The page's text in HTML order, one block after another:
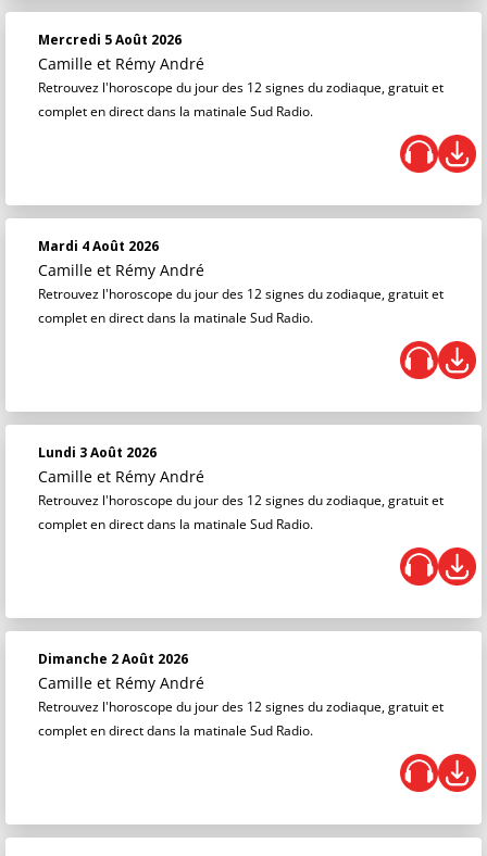
Mercredi 5 Août 2026
Camille et Rémy André
Retrouvez l'horoscope du jour des 12 signes du zodiaque, gratuit et
complet en direct dans la matinale Sud Radio.
Mardi 4 Août 2026
Camille et Rémy André
Retrouvez l'horoscope du jour des 12 signes du zodiaque, gratuit et
complet en direct dans la matinale Sud Radio.
Lundi 3 Août 2026
Camille et Rémy André
Retrouvez l'horoscope du jour des 12 signes du zodiaque, gratuit et
complet en direct dans la matinale Sud Radio.
Dimanche 2 Août 2026
Camille et Rémy André
Retrouvez l'horoscope du jour des 12 signes du zodiaque, gratuit et
complet en direct dans la matinale Sud Radio.